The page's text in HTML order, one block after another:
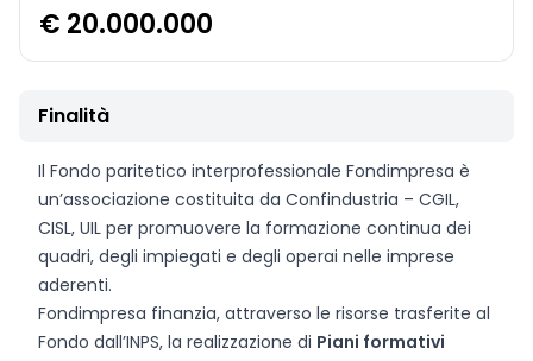
€ 20.000.000
Finalità
Il Fondo paritetico interprofessionale Fondimpresa è
un’associazione costituita da Confindustria – CGIL,
CISL, UIL per promuovere la formazione continua dei
quadri, degli impiegati e degli operai nelle imprese
aderenti.
Fondimpresa finanzia, attraverso le risorse trasferite al
Fondo dall’INPS, la realizzazione di Piani formativi